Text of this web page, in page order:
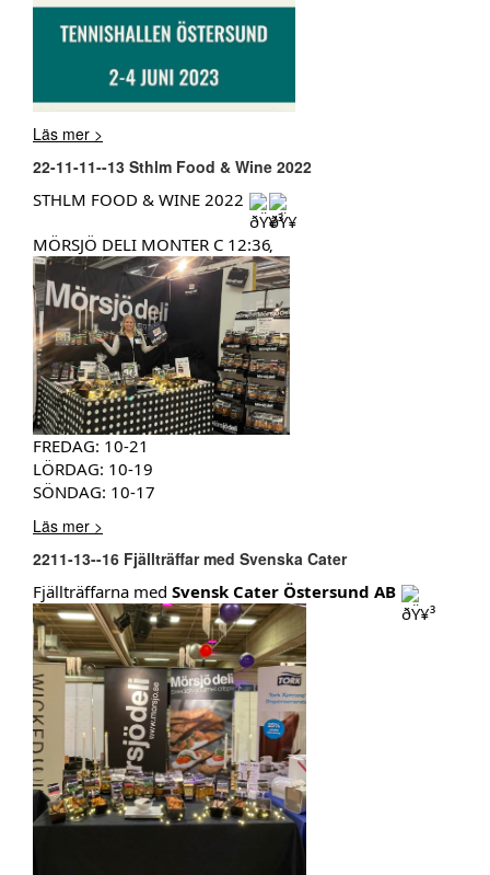
Läs mer >
22-11-11--13 Sthlm Food & Wine 2022
STHLM FOOD & WINE 2022
MÖRSJÖ DELI MONTER C 12:36
FREDAG: 10-21
LÖRDAG: 10-19
SÖNDAG: 10-17
Läs mer >
2211-13--16 Fjällträffar med Svenska Cater
Fjällträffarna med Svensk Cater Östersund AB